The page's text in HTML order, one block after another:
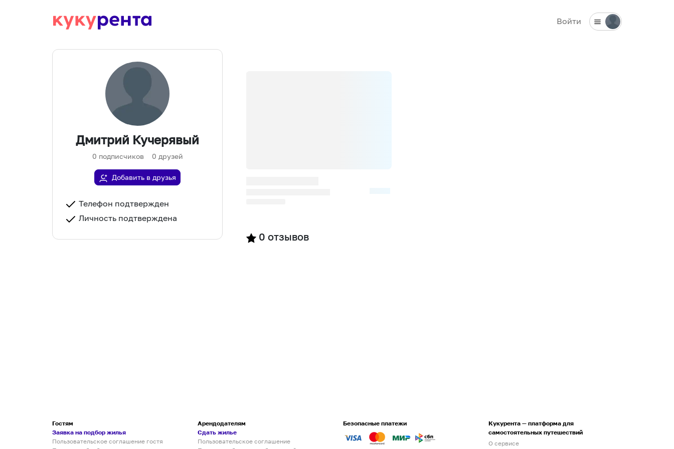
Войти
Дмитрий Кучерявый
0 подписчиков 0 друзей
Добавить в друзья
Телефон подтвержден
Личность подтверждена
0 отзывов
Гостям
Заявка на подбор жилья
Пользовательское соглашение гостя
Арендодателям
Сдать жилье
Пользовательское соглашение
Безопасные платежи
Кукурента — платформа для
самостоятельных путешествий
О сервисе